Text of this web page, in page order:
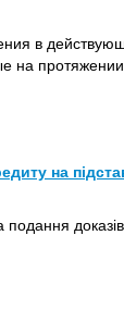
в
на
на